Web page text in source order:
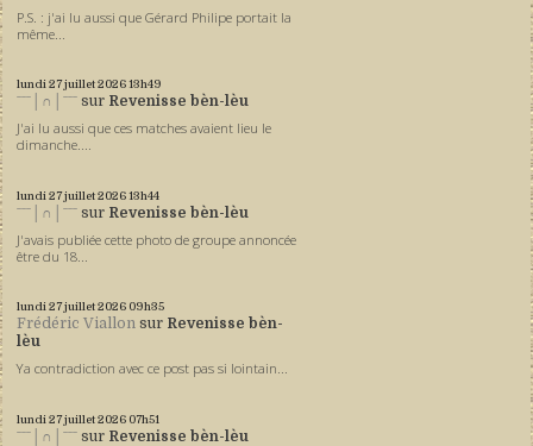
P.S. : j'ai lu aussi que Gérard Philipe portait la
même...
lundi 27juillet 202613h49
ˉˉˉ│∩│ˉˉˉ sur Revenisse bèn-lèu
J'ai lu aussi que ces matches avaient lieu le
dimanche....
lundi 27juillet 202613h44
ˉˉˉ│∩│ˉˉˉ sur Revenisse bèn-lèu
J'avais publiée cette photo de groupe annoncée
être du 18...
lundi 27juillet 2026 09h35
Frédéric Viallon sur Revenisse bèn-
lèu
Ya contradiction avec ce post pas si lointain...
lundi 27juillet 2026 07h51
ˉˉˉ│∩│ˉˉˉ sur Revenisse bèn-lèu